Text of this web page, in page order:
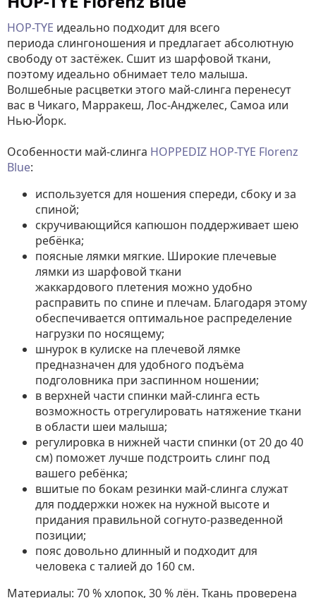
HOP-TYE идеально подходит для всего
периода слингоношения и предлагает абсолютную
свободу от застёжек. Cшит из шарфовой ткани,
поэтому идеально обнимает тело малыша.
Волшебные расцветки этого май-слинга перенесут
вас в Чикаго, Марракеш, Лос-Анджелес, Самоа или
Нью-Йорк.
Особенности май-слинга HOPPEDIZ HOP-TYE Florenz
Blue:
используется для ношения спереди, сбоку и за
спиной;
скручивающийся капюшон поддерживает шею
ребёнка;
поясные лямки мягкие. Широкие плечевые
лямки из шарфовой ткани
жаккардового плетения можно удобно
расправить по спине и плечам. Благодаря этому
обеспечивается оптимальное распределение
нагрузки по носящему;
шнурок в кулиске на плечевой лямке
предназначен для удобного подъёма
подголовника при заспинном ношении;
в верхней части спинки май-слинга есть
возможность отрегулировать натяжение ткани
в области шеи малыша;
регулировка в нижней части спинки (от 20 до 40
см) поможет лучше подстроить слинг под
вашего ребёнка;
вшитые по бокам резинки май-слинга служат
для поддержки ножек на нужной высоте и
придания правильной согнуто-разведенной
позиции;
пояс довольно длинный и подходит для
человека с талией до 160 см.
Материалы: 70 % хлопок, 30 % лён. Ткань проверена